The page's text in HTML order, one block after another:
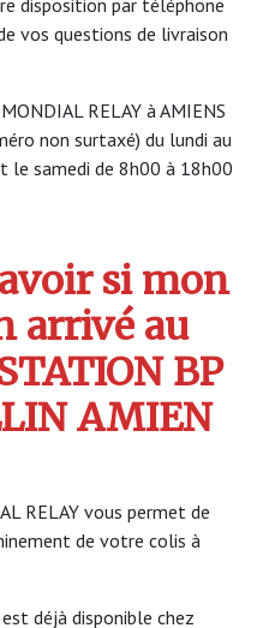
vos questions de livraison
RELAY à AMIENS
non surtaxé) du lundi au
le samedi de 8h00 à 18h00
si mon
arrivé au
BP
AMIEN
RELAY vous permet de
de votre colis à
déjà disponible chez